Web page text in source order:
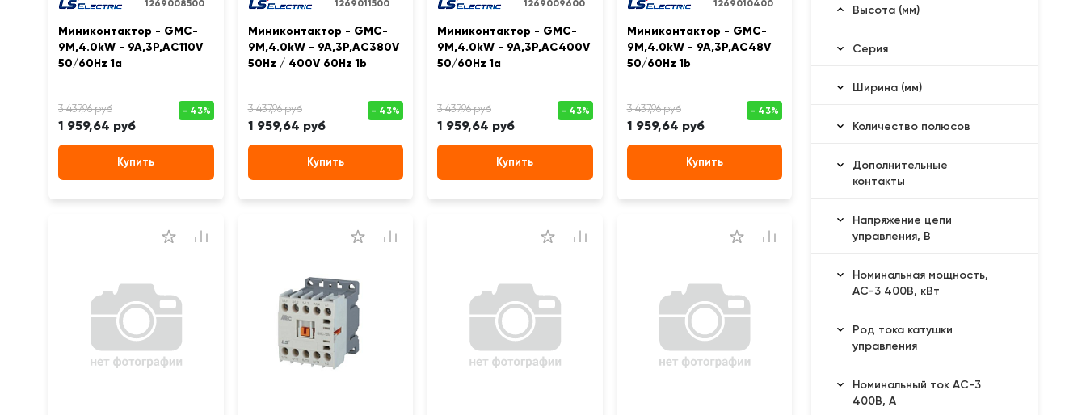
Высота (мм)
Серия
Ширина (мм)
Количество полюсов
Дополнительные
контакты
Напряжение цепи
управления, В
Номинальная мощность,
АС-3 400В, кВт
Род тока катушки
управления
Номинальный ток АС-3
400В, А
1269008500
Миниконтактор - GMC-
9M,4.0kW - 9A,3Р,AC110V
50/60Hz 1a
1 959,64 руб
Купить
1269011500
Миниконтактор - GMC-
9M,4.0kW - 9A,3Р,AC380V
50Hz / 400V 60Hz 1b
1 959,64 руб
Купить
1269009600
Миниконтактор - GMC-
9M,4.0kW - 9A,3Р,AC400V
50/60Hz 1a
1 959,64 руб
Купить
1269010400
Миниконтактор - GMC-
9M,4.0kW - 9A,3Р,AC48V
50/60Hz 1b
1 959,64 руб
Купить